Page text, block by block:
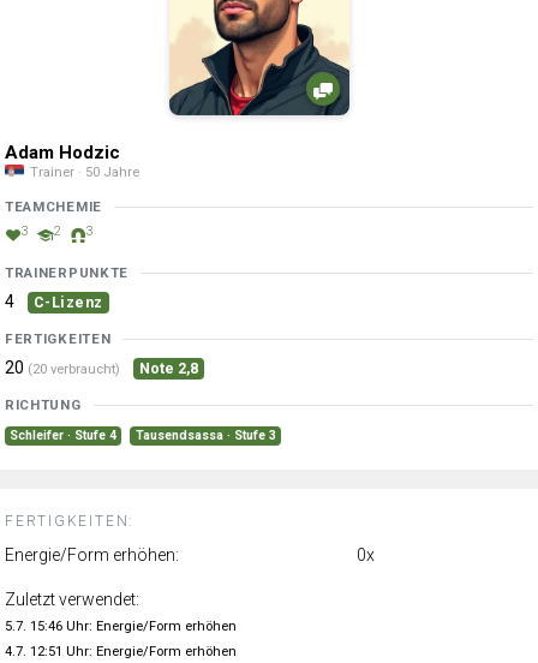
Adam Hodzic
Trainer · 50 Jahre
TEAMCHEMIE
3 2 3
TRAINERPUNKTE
4 C-Lizenz
FERTIGKEITEN
20 (20 verbraucht) Note 2,8
RICHTUNG
Schleifer · Stufe 4 Tausendsassa · Stufe 3
FERTIGKEITEN:
Energie/Form erhöhen: 0x
Zuletzt verwendet:
5.7. 15:46 Uhr: Energie/Form erhöhen
4.7. 12:51 Uhr: Energie/Form erhöhen